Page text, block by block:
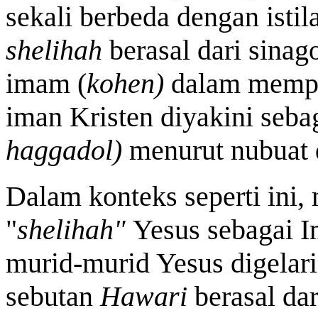
sekali berbeda dengan
shelihah berasal dari
imam (kohen) dalam
iman Kristen diyakini
haggadol) menurut
Dalam konteks seperti ini,
"shelihah" Yesus sebagai
murid-murid Yesus
sebutanHawari berasal